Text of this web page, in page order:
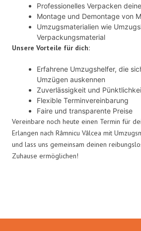
Professionelles Verpacken
Montage und Demontage von
Umzugsmaterialien wie
Verpackungsmaterial
Unsere Vorteile für dich:
Erfahrene Umzugshelfer, die
Umzügen auskennen
Zuverlässigkeit und
Flexible Terminvereinbarung
Faire und transparente Preise
Vereinbare noch heute einen Termin für
Erlangen nach Râmnicu Vâlcea mit
und lass uns gemeinsam deinen
Zuhause ermöglichen!